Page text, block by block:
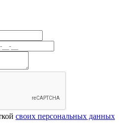
своих персональных данных